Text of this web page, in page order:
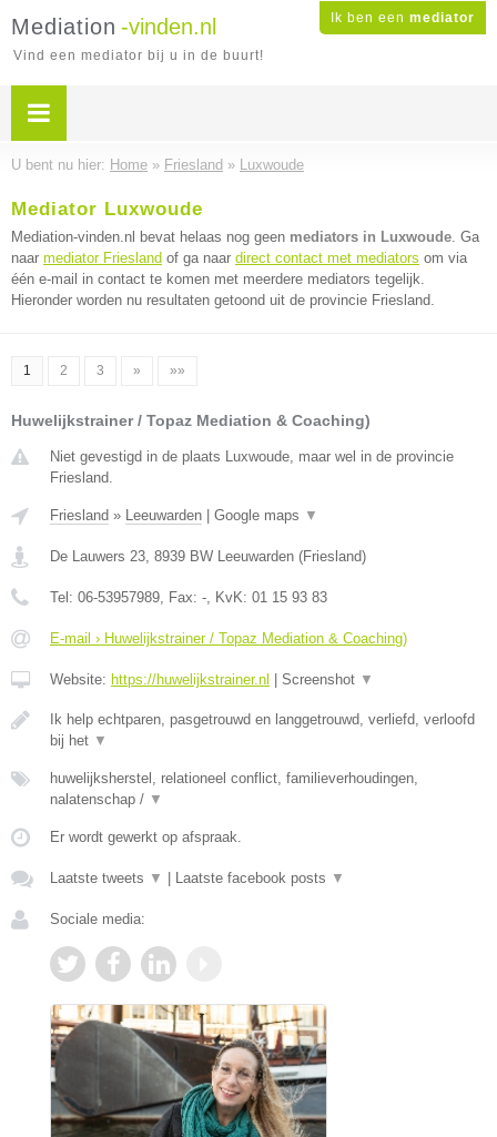
Ik ben een mediator
Mediation -vinden.nl
Vind een mediator bij u in de buurt!
U bent nu hier: Home » Friesland » Luxwoude
Mediator Luxwoude
Mediation-vinden.nl bevat helaas nog geen mediators in Luxwoude. Ga
naar mediator Friesland of ga naar direct contact met mediators om via
één e-mail in contact te komen met meerdere mediators tegelijk.
Hieronder worden nu resultaten getoond uit de provincie Friesland.
1 2 3 » »»
Huwelijkstrainer / Topaz Mediation & Coaching)
Niet gevestigd in de plaats Luxwoude, maar wel in de provincie
Friesland.
Friesland » Leeuwarden Google maps ▼
De Lauwers 23, 8939 BW Leeuwarden (Friesland)
Tel: 06-53957989, Fax: -, KvK: 01 15 93 83
E-mail › Huwelijkstrainer / Topaz Mediation & Coaching)
Website: https://huwelijkstrainer.nl Screenshot ▼
Ik help echtparen, pasgetrouwd en langgetrouwd, verliefd, verloofd
bij het ▼
huwelijksherstel, relationeel conflict, familieverhoudingen,
nalatenschap / ▼
Er wordt gewerkt op afspraak.
Laatste tweets ▼ Laatste facebook posts ▼
Sociale media: